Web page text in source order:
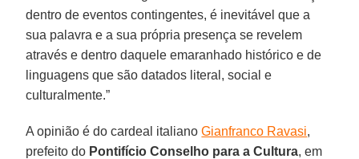
dentro de eventos contingentes, é inevitável que a
sua palavra e a sua própria presença se revelem
através e dentro daquele emaranhado histórico e de
linguagens que são datados literal, social e
culturalmente.”
A opinião é do cardeal italianoGianfranco Ravasi,
prefeito do Pontifício Conselho para a Cultura, em